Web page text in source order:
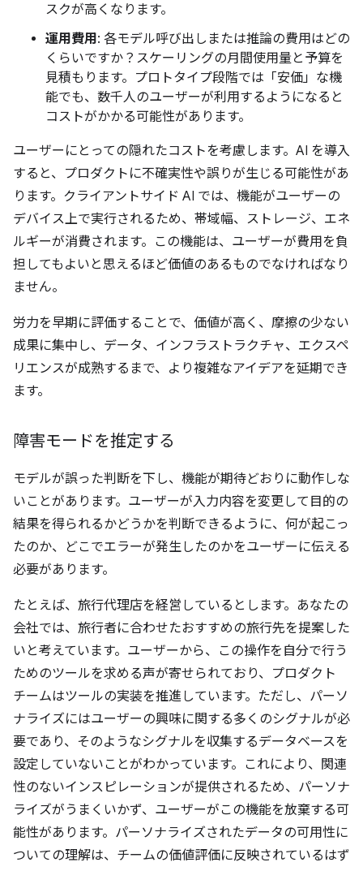
スクが高くなります。
運用費用: 各モデル呼び出しまたは推論の費用はどの
くらいですか？スケーリングの月間使用量と予算を
見積もります。プロトタイプ段階では「安価」な機
能でも、数千人のユーザーが利用するようになると
コストがかかる可能性があります。
ユーザーにとっての隠れたコストを考慮します。AI を導入
すると、プロダクトに不確実性や誤りが生じる可能性があ
ります。クライアントサイド AI では、機能がユーザーの
デバイス上で実行されるため、帯域幅、ストレージ、エネ
ルギーが消費されます。この機能は、ユーザーが費用を負
担してもよいと思えるほど価値のあるものでなければなり
ません。
労力を早期に評価することで、価値が高く、摩擦の少ない
成果に集中し、データ、インフラストラクチャ、エクスペ
リエンスが成熟するまで、より複雑なアイデアを延期でき
ます。
障害モードを推定する
モデルが誤った判断を下し、機能が期待どおりに動作しな
いことがあります。ユーザーが入力内容を変更して目的の
結果を得られるかどうかを判断できるように、何が起こっ
たのか、どこでエラーが発生したのかをユーザーに伝える
必要があります。
たとえば、旅行代理店を経営しているとします。あなたの
会社では、旅行者に合わせたおすすめの旅行先を提案した
いと考えています。ユーザーから、この操作を自分で行う
ためのツールを求める声が寄せられており、プロダクト
チームはツールの実装を推進しています。ただし、パーソ
ナライズにはユーザーの興味に関する多くのシグナルが必
要であり、そのようなシグナルを収集するデータベースを
設定していないことがわかっています。これにより、関連
性のないインスピレーションが提供されるため、パーソナ
ライズがうまくいかず、ユーザーがこの機能を放棄する可
能性があります。パーソナライズされたデータの可用性に
ついての理解は、チームの価値評価に反映されているはず